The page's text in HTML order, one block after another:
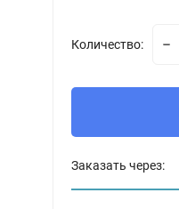
Количество:
Заказать через: